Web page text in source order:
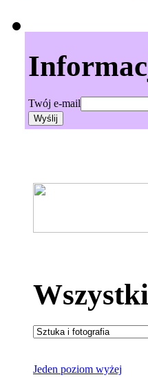
Twój e-mail
Jeden poziom wyżej